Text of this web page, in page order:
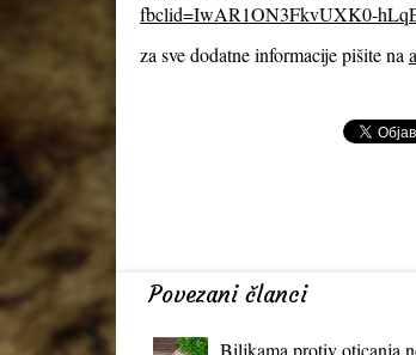
fbclid=IwAR1ON3FkvUXK0-
za sve dodatne informacije pišite na
Povezani članci
Biljkama protiv oticanja